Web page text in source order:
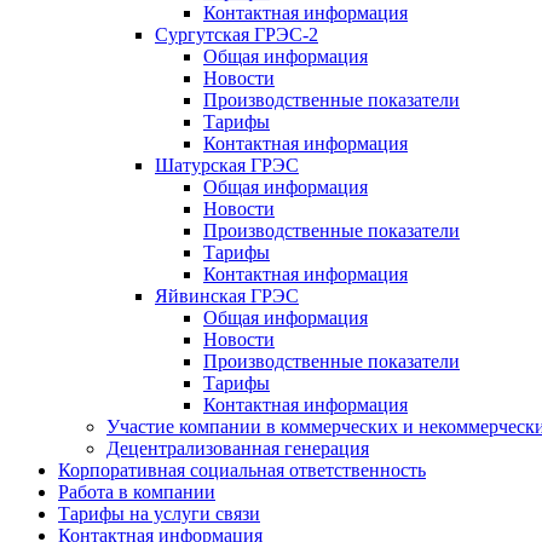
Контактная информация
Сургутская ГРЭС-2
Общая информация
Новости
Производственные показатели
Тарифы
Контактная информация
Шатурская ГРЭС
Общая информация
Новости
Производственные показатели
Тарифы
Контактная информация
Яйвинская ГРЭС
Общая информация
Новости
Производственные показатели
Тарифы
Контактная информация
Участие компании в коммерческих и
Децентрализованная генерация
Корпоративная социальная ответственность
Работа в компании
Тарифы на услуги связи
Контактная информация